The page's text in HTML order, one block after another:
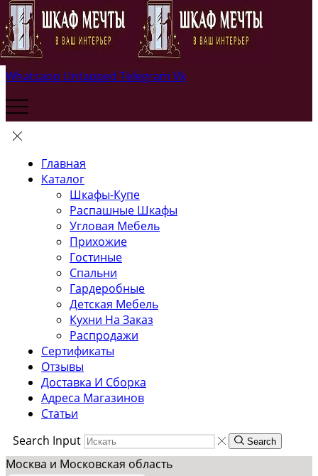
Whatsapp Untapped Telegram Vk
Главная
Каталог
Шкафы-Купе
Распашные Шкафы
Угловая Мебель
Прихожие
Гостиные
Спальни
Гардеробные
Детская Мебель
Кухни На Заказ
Распродажи
Сертификаты
Отзывы
Доставка И Сборка
Адреса Магазинов
Статьи
Search Input
Search
Москва и Московская область